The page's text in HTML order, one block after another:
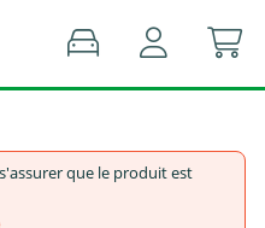
que le produit est